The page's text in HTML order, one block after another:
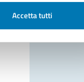
Accetta tutti